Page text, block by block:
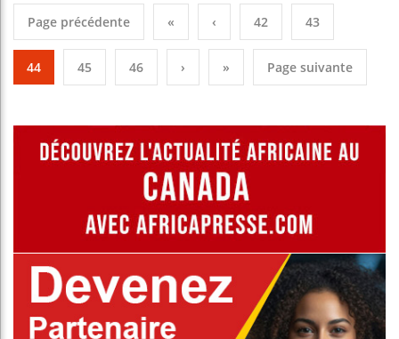
Page précédente « ‹ 42 43
44 45 46 › » Page suivante